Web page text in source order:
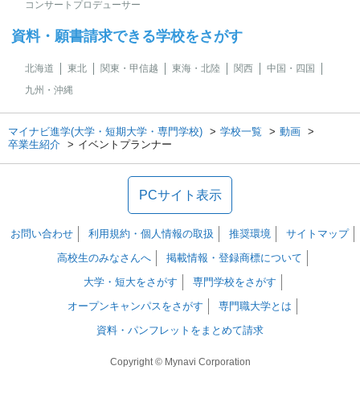
コンサートプロデューサー
資料・願書請求できる学校をさがす
北海道 東北 関東・甲信越 東海・北陸 関西
中国・四国
九州・沖縄
マイナビ進学(大学・短期大学・専門学校) 学校一覧
動画
卒業生紹介
イベントプランナー
PCサイト表示
お問い合わせ 利用規約・個人情報の取扱 推奨環境
サイトマップ
高校生のみなさんへ
掲載情報・登録商標について
大学・短大をさがす
専門学校をさがす
オープンキャンパスをさがす
専門職大学とは
資料・パンフレットをまとめて請求
Copyright © Mynavi Corporation